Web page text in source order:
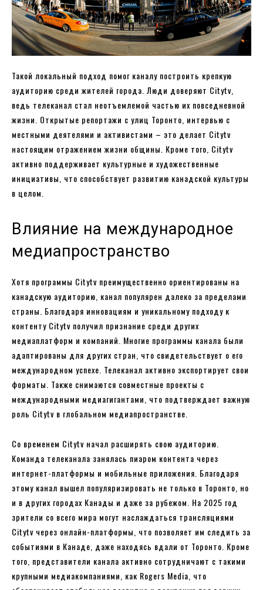
Такой локальный подход помог каналу построить крепкую
аудиторию среди жителей города. Люди доверяют Citytv,
ведь телеканал стал неотъемлемой частью их повседневной
жизни. Открытые репортажи с улиц Торонто, интервью с
местными деятелями и активистами – это делает Citytv
настоящим отражением жизни общины. Кроме того, Citytv
активно поддерживает культурные и художественные
инициативы, что способствует развитию канадской культуры
в целом.
Влияние на международное
медиапространство
Хотя программы Citytv преимущественно ориентированы на
канадскую аудиторию, канал популярен далеко за пределами
страны. Благодаря инновациям и уникальному подходу к
контенту Citytv получил признание среди других
медиаплатформ и компаний. Многие программы канала были
адаптированы для других стран, что свидетельствует о его
международном успехе. Телеканал активно экспортирует свои
форматы. Также снимаются совместные проекты с
международными медиагигантами, что подтверждает важную
роль Citytv в глобальном медиапространстве.
Со временем Citytv начал расширять свою аудиторию.
Команда телеканала занялась пиаром контента через
интернет-платформы и мобильные приложения. Благодаря
этому канал вышел популяризировать не только в Торонто, но
и в других городах Канады и даже за рубежом. На 2025 год
зрители со всего мира могут наслаждаться трансляциями
Citytv через онлайн-платформы, что позволяет им следить за
событиями в Канаде, даже находясь вдали от Торонто. Кроме
того, представители канала активно сотрудничают с такими
крупными медиакомпаниями, как Rogers Media, что